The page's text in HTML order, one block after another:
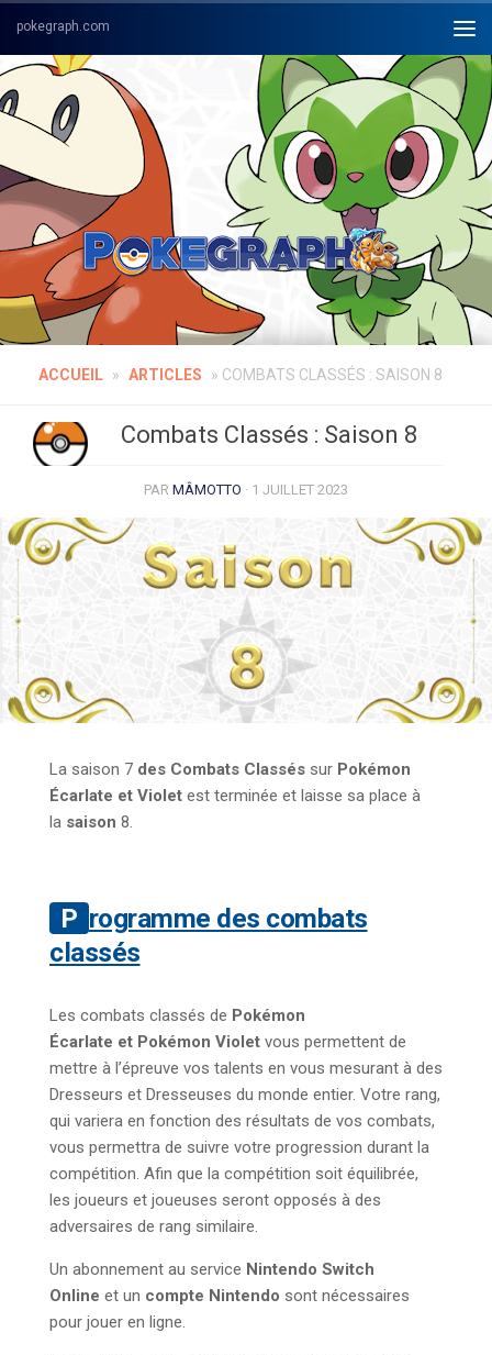
Skip to content
ACCUEIL » ARTICLES » COMBATS CLASSÉS : SAISON 8
Combats Classés : Saison 8
PAR MÂMOTTO · 1 JUILLET 2023
La saison 7 des Combats Classés sur Pokémon
Écarlate et Violet est terminée et laisse sa place à
la saison 8.
Programme des combats
classés
Les combats classés de Pokémon
Écarlate et Pokémon Violet vous permettent de
mettre à l’épreuve vos talents en vous mesurant à des
Dresseurs et Dresseuses du monde entier. Votre rang,
qui variera en fonction des résultats de vos combats,
vous permettra de suivre votre progression durant la
compétition. Afin que la compétition soit équilibrée,
les joueurs et joueuses seront opposés à des
adversaires de rang similaire.
Un abonnement au service Nintendo Switch
Online et un compte Nintendo sont nécessaires
pour jouer en ligne.